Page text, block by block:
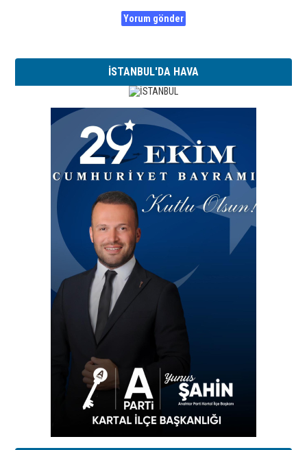
İSTANBUL'DA HAVA